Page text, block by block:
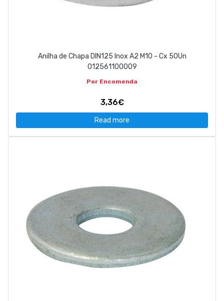
Anilha de Chapa DIN125 Inox A2 M10 - Cx 50Un
012561100009
Por Encomenda
3,36€
Read more